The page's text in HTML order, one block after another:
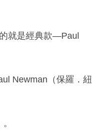
就是經典款—Paul
Newman（保羅．紐